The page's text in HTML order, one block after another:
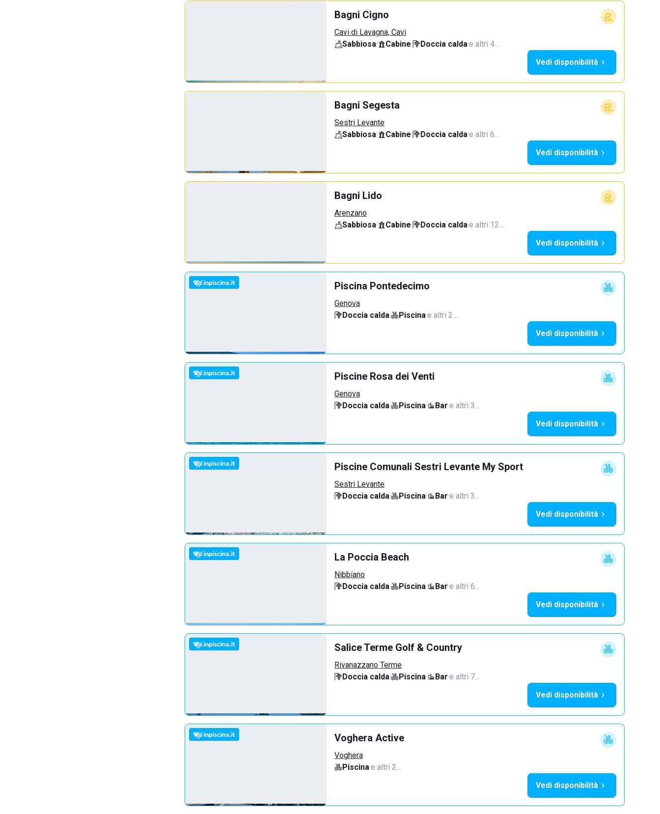
Bagni Cigno
Cavi di Lavagna, Cavi
Sabbiosa· Cabine· Doccia calda·e altri 4…
Vedi disponibilità
Bagni Segesta
Sestri Levante
Sabbiosa· Cabine· Doccia calda·e altri 6…
Vedi disponibilità
Bagni Lido
Arenzano
Sabbiosa· Cabine· Doccia calda·e altri 12…
Vedi disponibilità
Piscina Pontedecimo
Genova
Doccia calda· Piscina·e altri 2…
Vedi disponibilità
Piscine Rosa dei Venti
Genova
Doccia calda· Piscina· Bar·e altri 3…
Vedi disponibilità
Piscine Comunali Sestri Levante My Sport
Sestri Levante
Doccia calda· Piscina· Bar·e altri 3…
Vedi disponibilità
La Poccia Beach
Nibbiano
Doccia calda· Piscina· Bar·e altri 6…
Vedi disponibilità
Salice Terme Golf & Country
Rivanazzano Terme
Doccia calda· Piscina· Bar·e altri 7…
Vedi disponibilità
Voghera Active
Voghera
Piscina·e altri 2…
Vedi disponibilità